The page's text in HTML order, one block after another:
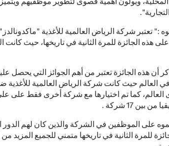
ويولون أهمية قصوى لتطوير موظفيهم
تعتبر شركة الرياض العالمية للأغذية
كما تم اختيارها مع شركة أخرى فقط على
بين 17 شركة .
على الموظفين في الشركة والذين كان لهم
للمرة الثانية في تاريخها متمني للجميع المزيد